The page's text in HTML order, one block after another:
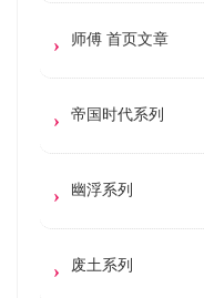
师傅 首页文章
帝国时代系列
幽浮系列
废土系列